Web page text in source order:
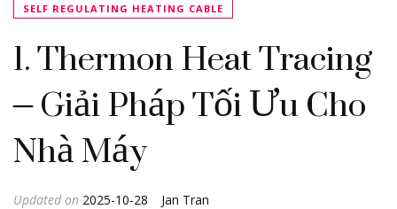
SELF REGULATING HEATING CABLE
1. Thermon Heat Tracing
– Giải Pháp Tối Ưu Cho
Nhà Máy
Jan Tran
Updated on 2025-10-28